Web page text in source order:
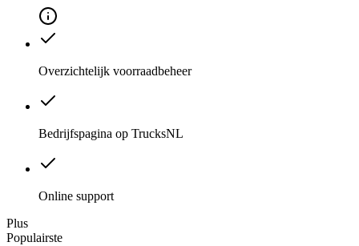
Overzichtelijk voorraadbeheer
Bedrijfspagina op TrucksNL
Online support
Plus
Populairste